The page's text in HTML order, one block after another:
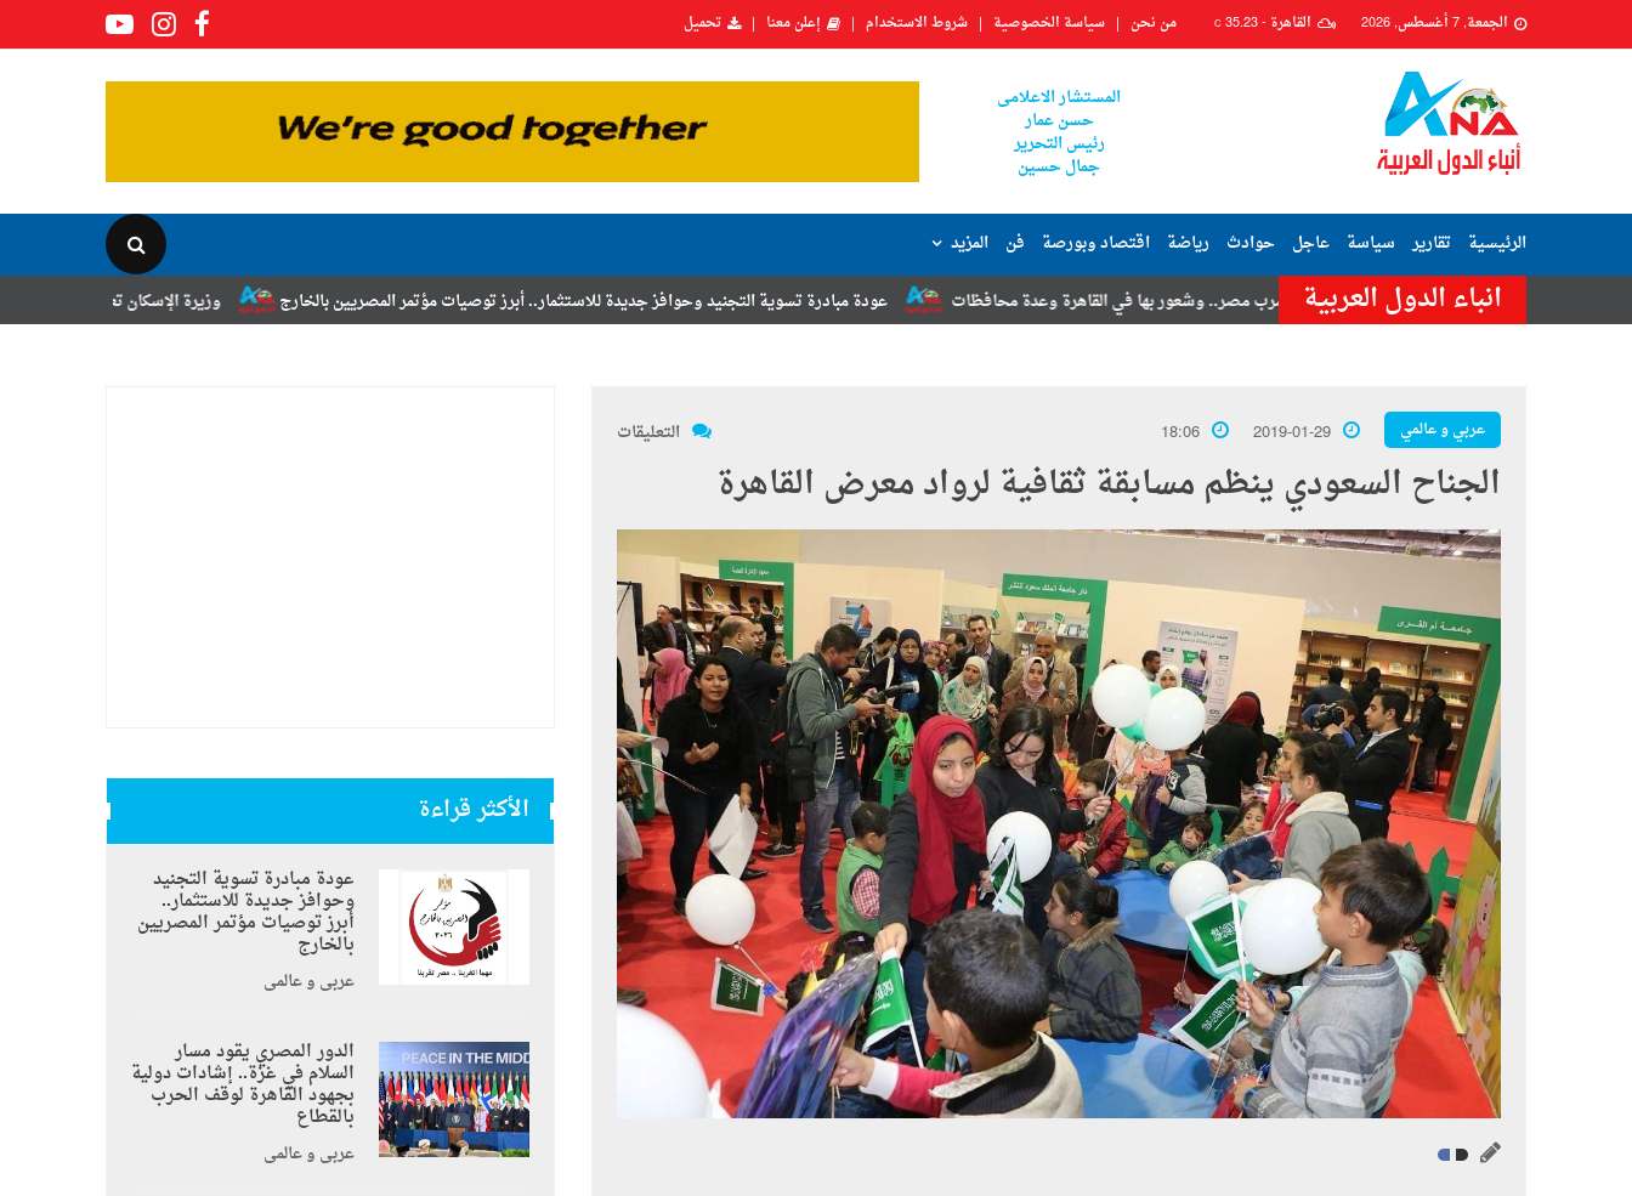
الجمعة, 7 أغسطس, 2026 القاهرة -35.23
C من نحن سياسة الخصوصية شروط الاستخدام إعلن معنا تحميل
المستشار الاعلامى
حسن عمار
رئيس التحرير
جمال حسين
الرئيسية تقارير سياسة عاجل حوادث رياضة اقتصاد وبورصة فن المزيد
انباء الدول العربية وزيرة الإسكان تعلن نتائج قرعة تخصيص أراضي عودة مبادرة تسوية التجنيد وحوافز جديدة للاستثمار.. أبرز توصيات مؤتمر المصريين بالخارج هزة أرضية تضرب مصر.. وشعور بها في القاهرة وعدة محافظات
عربي و عالمي 2019-01-29
18:06 التعليقات
الجناح السعودي ينظم مسابقة ثقافية لرواد معرض القاهرة
الأكثر قراءة
عودة مبادرة تسوية التجنيد
وحوافز جديدة للاستثمار..
أبرز توصيات مؤتمر المصريين
بالخارج
عربي و عالمي
الدور المصري يقود مسار
السلام في غزة.. إشادات دولية
بجهود القاهرة لوقف الحرب
بالقطاع
عربي و عالمي